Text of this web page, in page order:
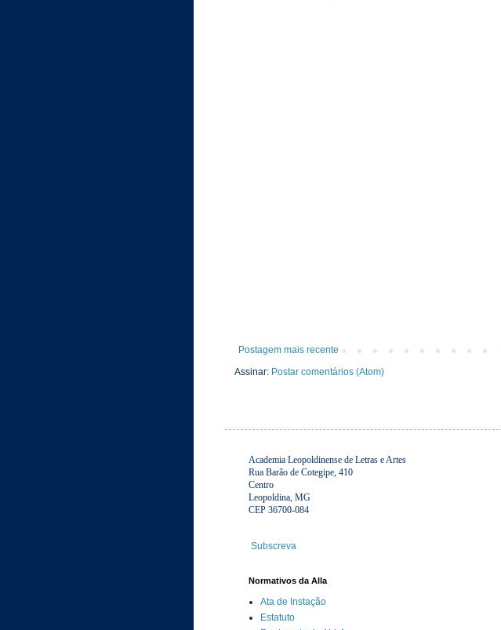
Postagem mais recente
Assinar: Postar comentários (Atom)
Academia Leopoldinense de Letras e Artes
Rua Barão de Cotegipe, 410
Centro
Leopoldina, MG
CEP 36700-084
Subscreva
Normativos da Alla
Ata de Instação
Estatuto